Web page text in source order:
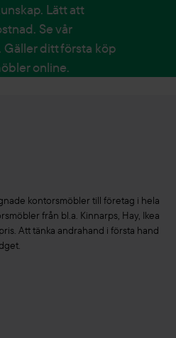
Lätt att
Se vår
. Gäller ditt första köp
online.
kontorsmöbler till företag i hela
från bl.a. Kinnarps, Hay, Ikea
Att tänka andrahand i första hand